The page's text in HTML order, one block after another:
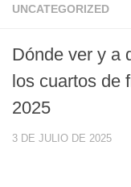
UNCATEGORIZED
Dónde ver y a
los cuartos de
2025
3 DE JULIO DE 2025